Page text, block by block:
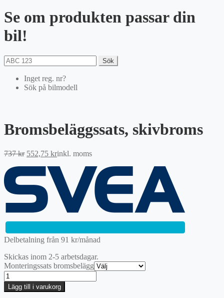
Se om produkten passar din
bil!
Sök
Inget reg. nr?
Sök på bilmodell
Bromsbeläggssats, skivbroms
737kr Det
737 kr.
552,75 krDet
priset
är:
552,75 kr.
inkl. moms
Delbetalning från 91 kr/månad
Skickas inom 2-5 arbetsdagar.
Monteringssats bromsbelägg
Bromsbeläggssats,
skivbroms
mängd
Lägg till i varukorg